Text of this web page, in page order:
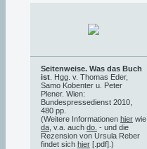
Seitenweise. Was das Buch
ist . Hgg. v. Thomas Eder,
Samo Kobenter u. Peter
Plener. Wien:
Bundespressedienst 2010,
480 pp.
(Weitere Informationen hier wie
da , v.a. auch do. - und die
Rezension von Ursula Reber
findet sich hier [.pdf].)